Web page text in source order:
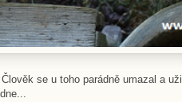
se u toho parádně umazal a